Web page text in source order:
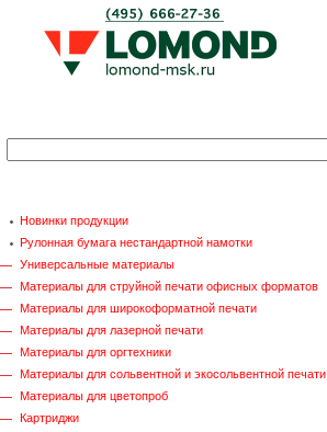
Новинки продукции
Рулонная бумага нестандартной намотки
Универсальные материалы
Материалы для струйной печати офисных форматов
Материалы для широкоформатной печати
Материалы для лазерной печати
Материалы для оргтехники
Материалы для сольвентной и экосольвентной печати
Материалы для цветопроб
Картриджи